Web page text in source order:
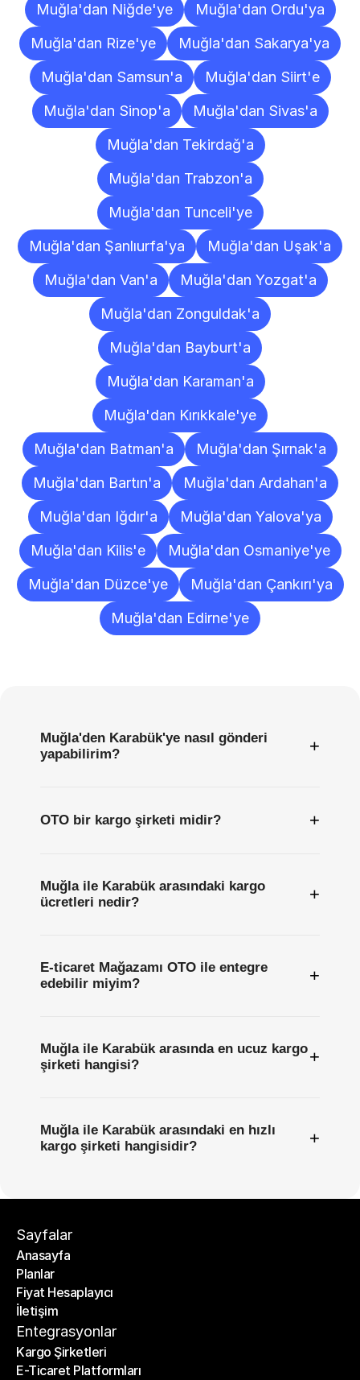
Muğla'dan Niğde'ye
Muğla'dan Ordu'ya
Muğla'dan Rize'ye
Muğla'dan Sakarya'ya
Muğla'dan Samsun'a
Muğla'dan Siirt'e
Muğla'dan Sinop'a
Muğla'dan Sivas'a
Muğla'dan Tekirdağ'a
Muğla'dan Trabzon'a
Muğla'dan Tunceli'ye
Muğla'dan Şanlıurfa'ya
Muğla'dan Uşak'a
Muğla'dan Van'a
Muğla'dan Yozgat'a
Muğla'dan Zonguldak'a
Muğla'dan Bayburt'a
Muğla'dan Karaman'a
Muğla'dan Kırıkkale'ye
Muğla'dan Batman'a
Muğla'dan Şırnak'a
Muğla'dan Bartın'a
Muğla'dan Ardahan'a
Muğla'dan Iğdır'a
Muğla'dan Yalova'ya
Muğla'dan Kilis'e
Muğla'dan Osmaniye'ye
Muğla'dan Düzce'ye
Muğla'dan Çankırı'ya
Muğla'dan Edirne'ye
Muğla'den Karabük'ye nasıl gönderi
yapabilirim?
+
OTO bir kargo şirketi midir? +
Muğla ile Karabük arasındaki kargo
ücretleri nedir?
+
E-ticaret Mağazamı OTO ile entegre
edebilir miyim?
+
Muğla ile Karabük arasında en ucuz kargo
şirketi hangisi?
+
Muğla ile Karabük arasındaki en hızlı
kargo şirketi hangisidir?
+
Sayfalar
Anasayfa
Anasayfa
Planlar
Planlar
Fiyat Hesaplayıcı
Fiyat Hesaplayıcı
İletişim
İletişim
Entegrasyonlar
Kargo Şirketleri
Kargo Şirketleri
E-Ticaret Platformları